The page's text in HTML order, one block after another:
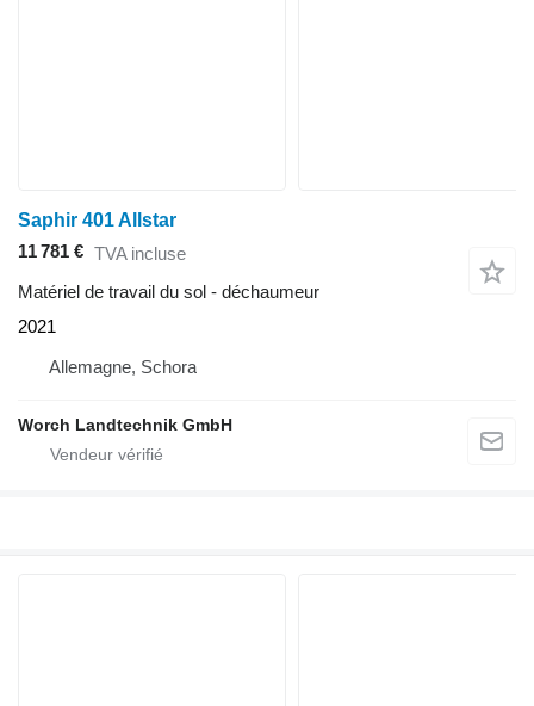
Saphir 401 Allstar
11 781 € TVA incluse
Matériel de travail du sol - déchaumeur
2021
Allemagne, Schora
Worch Landtechnik GmbH